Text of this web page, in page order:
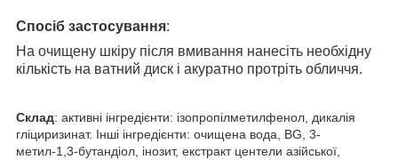
Спосіб застосування:
На очищену шкіру після вмивання нанесіть необхідну
кількість на ватний диск і акуратно протріть обличчя.
Склад: активні інгредієнти: ізопропілметилфенол, дикалія
гліциризинат. Інші інгредієнти: очищена вода, BG, 3-
метил-1,3-бутандіол, інозит, екстракт центели азійської,